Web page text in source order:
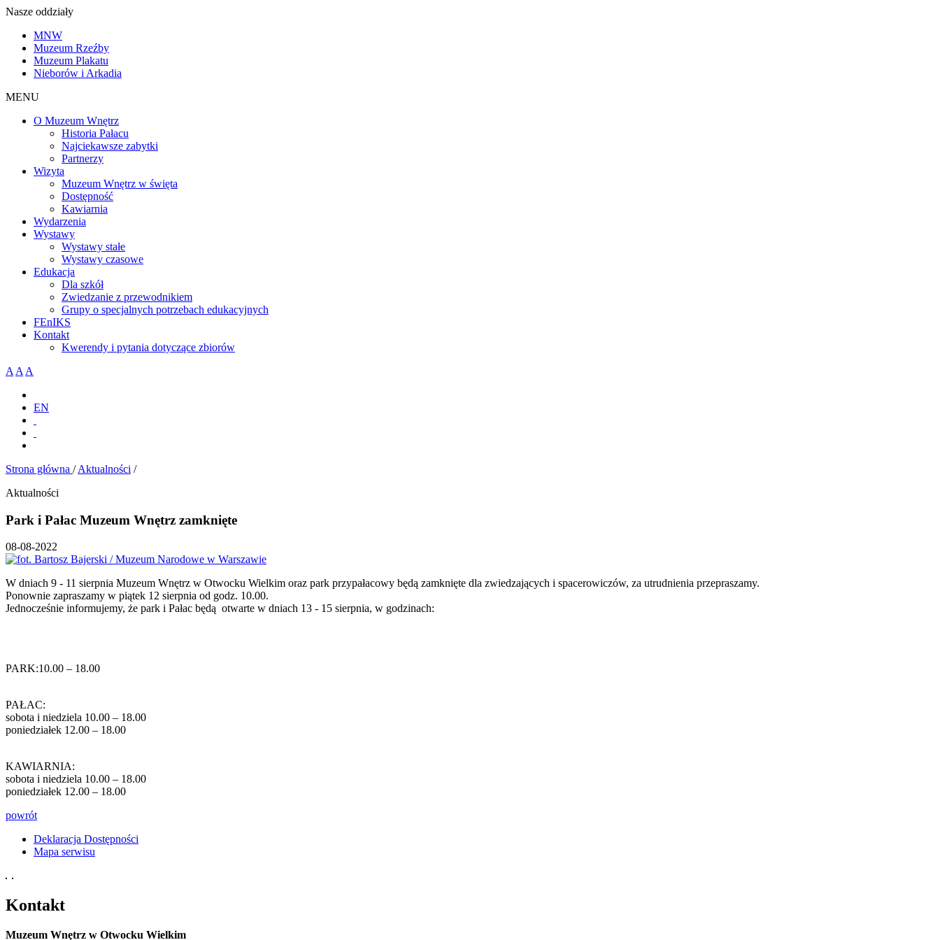
Nasze oddziały
MNW
Muzeum Rzeźby
Muzeum Plakatu
Nieborów i Arkadia
MENU
O Muzeum Wnętrz
Historia Pałacu
Najciekawsze zabytki
Partnerzy
Wizyta
Muzeum Wnętrz w święta
Dostępność
Kawiarnia
Wydarzenia
Wystawy
Wystawy stałe
Wystawy czasowe
Edukacja
Dla szkół
Zwiedzanie z przewodnikiem
Grupy o specjalnych potrzebach edukacyjnych
FEnIKS
Kontakt
Kwerendy i pytania dotyczące zbiorów
A A A
EN
Strona główna / Aktualności /
Aktualności
Park i Pałac Muzeum Wnętrz zamknięte
08-08-2022
W dniach 9 - 11 sierpnia Muzeum Wnętrz w Otwocku Wielkim oraz park przypałacowy będą zamknięte dla zwiedzających i spacerowiczów, za utrudnienia przepraszamy.
Ponownie zapraszamy w piątek 12 sierpnia od godz. 10.00.
Jednocześnie informujemy, że park i Pałac będą otwarte w dniach 13 - 15 sierpnia, w godzinach:
PARK:10.00 – 18.00
PAŁAC:
sobota i niedziela 10.00 – 18.00
poniedziałek 12.00 – 18.00
KAWIARNIA:
sobota i niedziela 10.00 – 18.00
poniedziałek 12.00 – 18.00
powrót
Deklaracja Dostępności
Mapa serwisu
Kontakt
Muzeum Wnętrz w Otwocku Wielkim